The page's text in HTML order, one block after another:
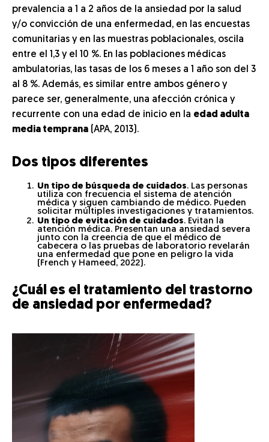
prevalencia a 1 a 2 años de la ansiedad por la salud
y/o convicción de una enfermedad, en las encuestas
comunitarias y en las muestras poblacionales, oscila
entre el 1,3 y el 10 %. En las poblaciones médicas
ambulatorias, las tasas de los 6 meses a 1 año son del 3
al 8 %. Además, es similar entre ambos género y
parece ser, generalmente, una afección crónica y
recurrente con una edad de inicio en la edad adulta
media temprana (APA, 2013).
Dos tipos diferentes
Un tipo de búsqueda de cuidados. Las personas
utiliza con frecuencia el sistema de atención
médica y siguen cambiando de médico. Pueden
solicitar múltiples investigaciones y tratamientos.
Un tipo de evitación de cuidados. Evitan la
atención médica. Presentan una ansiedad severa
junto con la creencia de que el médico de
cabecera o las pruebas de laboratorio revelarán
una enfermedad que pone en peligro la vida
(French y Hameed, 2022).
¿Cuál es el tratamiento del trastorno
de ansiedad por enfermedad?